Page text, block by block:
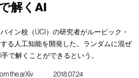
解くAI
イン校（UCI）の研究者がルービック・
る人工知能を開発した。ランダムに混ぜ
で解くことができるという。
the arXiv 2018.07.24